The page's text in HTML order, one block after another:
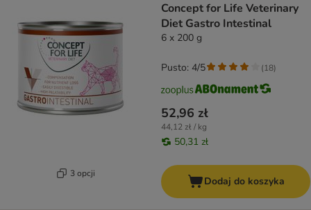
3 opcji
Concept for Life Veterinary
Diet Gastro Intestinal
6 x 200 g
52,96 zł
44,12 zł / kg
50,31 zł
Pusto: 4/5 (18)
Dodaj do koszyka